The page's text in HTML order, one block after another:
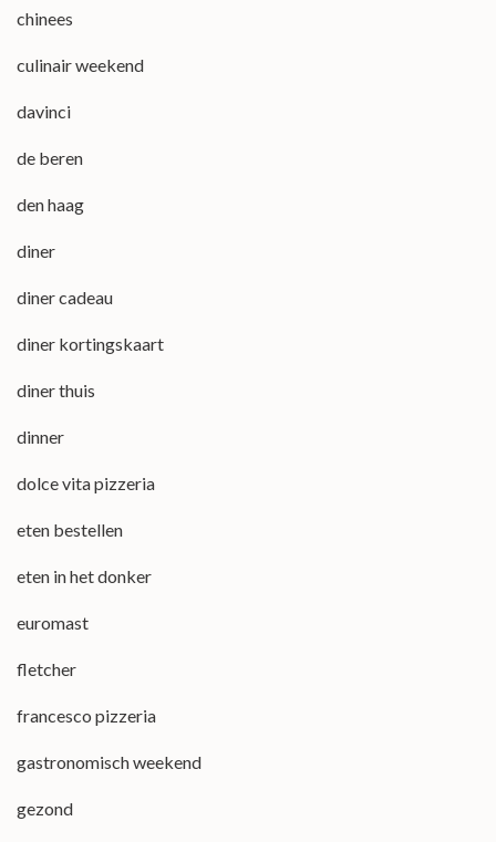
chinees
culinair weekend
davinci
de beren
den haag
diner
diner cadeau
diner kortingskaart
diner thuis
dinner
dolce vita pizzeria
eten bestellen
eten in het donker
euromast
fletcher
francesco pizzeria
gastronomisch weekend
gezond